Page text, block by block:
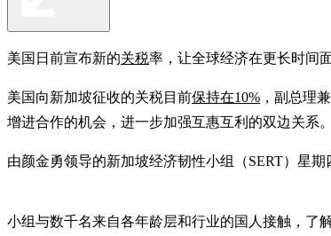
美国日前宣布新的关税率，让全球经济在更长时间
美国向新加坡征收的关税目前保持在10% ，副总理
增进合作的机会，进一步加强互惠互利的双边关系。
由颜金勇领导的新加坡经济韧性小组（SERT）星
小组与数千名来自各年龄层和行业的国人接触，了